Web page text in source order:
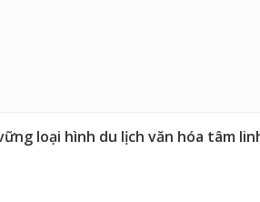
loại hình du lịch văn hóa tâm